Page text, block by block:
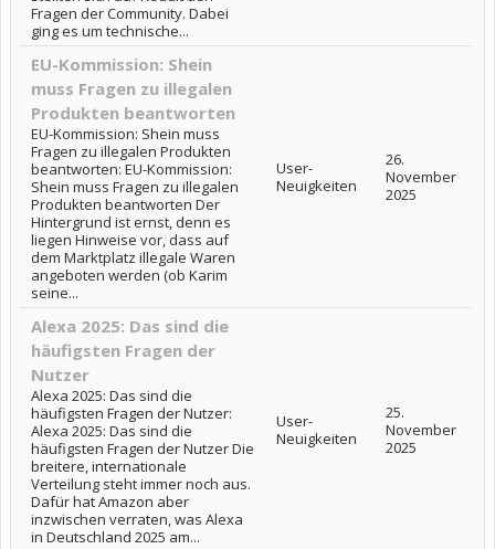
Fragen der Community. Dabei
ging es um technische...
EU-Kommission: Shein
muss Fragen zu illegalen
Produkten beantworten
EU-Kommission: Shein muss
Fragen zu illegalen Produkten
beantworten: EU-Kommission:
Shein muss Fragen zu illegalen
Produkten beantworten Der
Hintergrund ist ernst, denn es
liegen Hinweise vor, dass auf
dem Marktplatz illegale Waren
angeboten werden (ob Karim
seine...
User-
Neuigkeiten
26.
November
2025
Alexa 2025: Das sind die
häufigsten Fragen der
Nutzer
Alexa 2025: Das sind die
häufigsten Fragen der Nutzer:
Alexa 2025: Das sind die
häufigsten Fragen der Nutzer Die
breitere, internationale
Verteilung steht immer noch aus.
Dafür hat Amazon aber
inzwischen verraten, was Alexa
in Deutschland 2025 am...
User-
Neuigkeiten
25.
November
2025